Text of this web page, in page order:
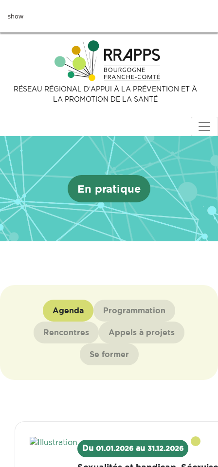
aushow
RÉSEAU RÉGIONAL D’APPUI À LA PRÉVENTION ET À
LA PROMOTION DE LA SANTÉ
En pratique
Agenda Programmation
Rencontres Appels à projets
Se former
Visuel
Du 01.01.2026 au 31.12.2026